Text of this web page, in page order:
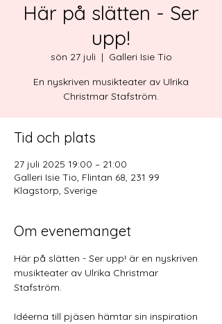
Här på slätten - Ser
upp!
sön 27 juli
  |
Galleri Isie Tio
En nyskriven musikteater av Ulrika
Christmar Stafström.
Tid och plats
27 juli 2025 19:00 – 21:00
Galleri Isie Tio, Flintan 68, 231 99
Klagstorp, Sverige
Om evenemanget
Här på slätten - Ser upp! är en nyskriven
musikteater av Ulrika Christmar
Stafström.
Idéerna till pjäsen hämtar sin inspiration